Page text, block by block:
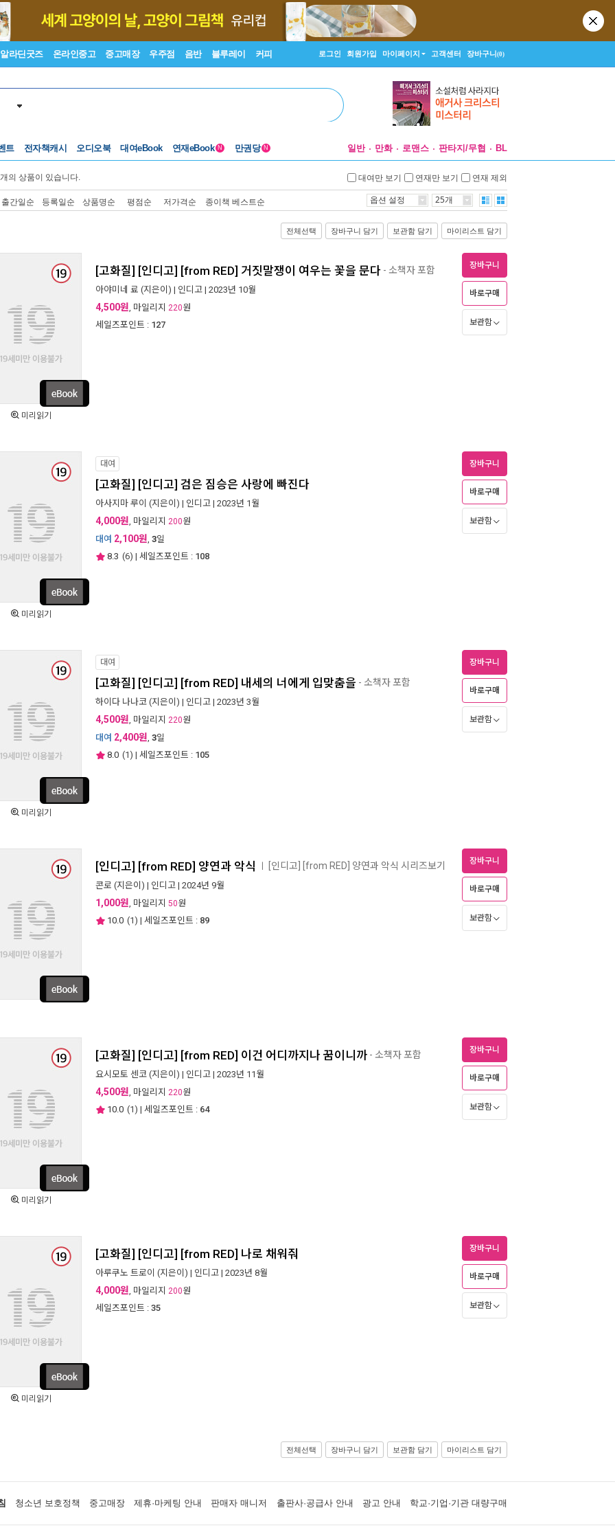
알라딘굿즈 온라인중고 중고매장 우주점 음반 블루레이 커피 로그인 회원가입 마이페이지 고객센터 장바구니(0)
트 전자책캐시 오디오북 대여eBook 연재eBook N 만권당 N 일반 만화 로맨스 판타지/무협 BL
개의 상품이 있습니다. 대여만 보기 연재만 보기 연재 제외
출간일순 등록일순 상품명순 평점순 저가격순 종이책 베스트순 옵션 설정 25개
전체선택 장바구니 담기 보관함 담기 마이리스트 담기
미리읽기
[고화질] [인디고] [from RED] 거짓말쟁이 여우는 꽃을 문다 - 소책자 포함
아야미네 료 (지은이) | 인디고 | 2023년 10월
4,500원, 마일리지 220원
세일즈포인트 : 127
장바구니
바로구매
보관함
미리읽기
대여
[고화질] [인디고] 검은 짐승은 사랑에 빠진다
아사지마 루이 (지은이) | 인디고 | 2023년 1월
4,000원, 마일리지 200원
대여 2,100원, 3일
8.3 (6) | 세일즈포인트 : 108
장바구니
바로구매
보관함
미리읽기
대여
[고화질] [인디고] [from RED] 내세의 너에게 입맞춤을 - 소책자 포함
하이다 나나코 (지은이) | 인디고 | 2023년 3월
4,500원, 마일리지 220원
대여 2,400원, 3일
8.0 (1) | 세일즈포인트 : 105
장바구니
바로구매
보관함
[인디고] [from RED] 양연과 악식 [인디고] [from RED] 양연과 악식 시리즈보기
콘로 (지은이) | 인디고 | 2024년 9월
1,000원, 마일리지 50원
10.0 (1) | 세일즈포인트 : 89
장바구니
바로구매
보관함
미리읽기
[고화질] [인디고] [from RED] 이건 어디까지나 꿈이니까 - 소책자 포함
요시모토 센코 (지은이) | 인디고 | 2023년 11월
4,500원, 마일리지 220원
10.0 (1) | 세일즈포인트 : 64
장바구니
바로구매
보관함
미리읽기
[고화질] [인디고] [from RED] 나로 채워줘
아루쿠노 트로이 (지은이) | 인디고 | 2023년 8월
4,000원, 마일리지 200원
세일즈포인트 : 35
장바구니
바로구매
보관함
전체선택 장바구니 담기 보관함 담기 마이리스트 담기
청소년 보호정책 중고매장 제휴·마케팅 안내 판매자 매니저 출판사·공급사 안내 광고 안내 학교·기업·기관 대량구매